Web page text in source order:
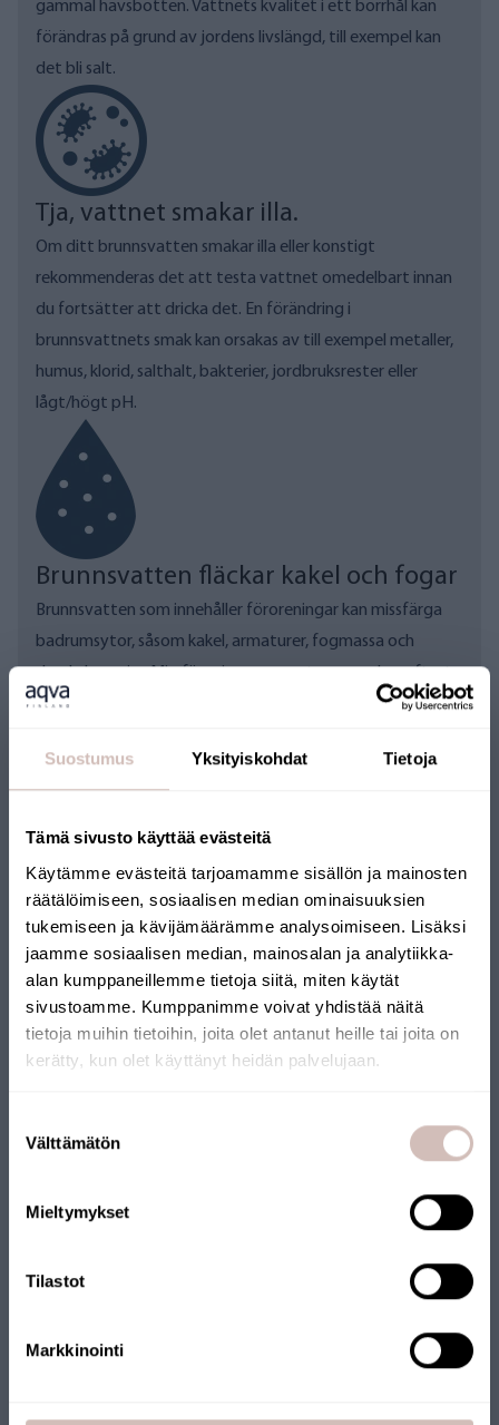
Suostumus Yksityiskohdat Tietoja
Tämä sivusto käyttää evästeitä
Käytämme evästeitä tarjoamamme sisällön ja mainosten
räätälöimiseen, sosiaalisen median ominaisuuksien
tukemiseen ja kävijämäärämme analysoimiseen. Lisäksi
jaamme sosiaalisen median, mainosalan ja analytiikka-
alan kumppaneillemme tietoja siitä, miten käytät
sivustoamme. Kumppanimme voivat yhdistää näitä
tietoja muihin tietoihin, joita olet antanut heille tai joita on
kerätty, kun olet käyttänyt heidän palvelujaan.
valinta
Välttämätön
Mieltymykset
Tilastot
Markkinointi
gammal havsbotten. Vattnets kvalitet i ett borrhål kan
förändras på grund av jordens livslängd, till exempel kan
det bli salt.
Tja, vattnet smakar illa.
Om ditt brunnsvatten smakar illa eller konstigt
rekommenderas det att testa vattnet omedelbart innan
du fortsätter att dricka det. En förändring i
brunnsvattnets smak kan orsakas av till exempel metaller,
humus, klorid, salthalt, bakterier, jordbruksrester eller
lågt/högt pH.
Brunnsvatten fläckar kakel och fogar
Brunnsvatten som innehåller föroreningar kan missfärga
badrumsytor, såsom kakel, armaturer, fogmassa och
duschdraperier. Missfärgning av armaturer orsakas oftast
av metaller i vattnet, såsom järn, koppar eller mangan.
Varför välja AQVAs brunnsvattenanalys?
behöver för att ta provet. Det finns tydliga instruktioner och
Leveransland